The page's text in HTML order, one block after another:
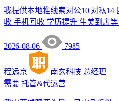
我提供本地推线索对公10 对私14
收 手机回收 学历提升 生美到店
2026-08-06 7985
程远京 南玄科技 总经理
需要 托管&代运营